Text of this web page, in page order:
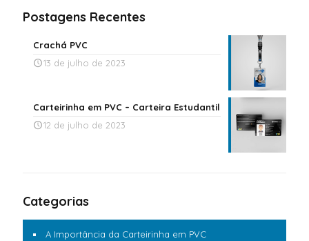
Postagens Recentes
Crachá PVC
13 de julho de 2023
Carteirinha em PVC – Carteira Estudantil
12 de julho de 2023
Categorias
A Importância da Carteirinha em PVC